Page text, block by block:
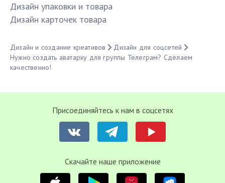
Дизайн упаковки и товара
Дизайн карточек товара
Дизайн и создание креативов
Дизайн для соцсетей
Нужно создать аватарку для группы Телеграм? Сделаем
качественно!
Присоединяйтесь к нам в соцсетях
Cкачайте наше приложение